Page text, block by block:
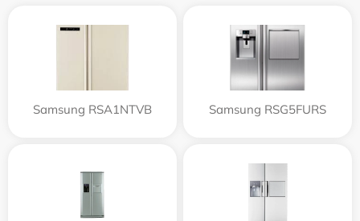
Samsung RSA1NTVB Samsung RSG5FURS